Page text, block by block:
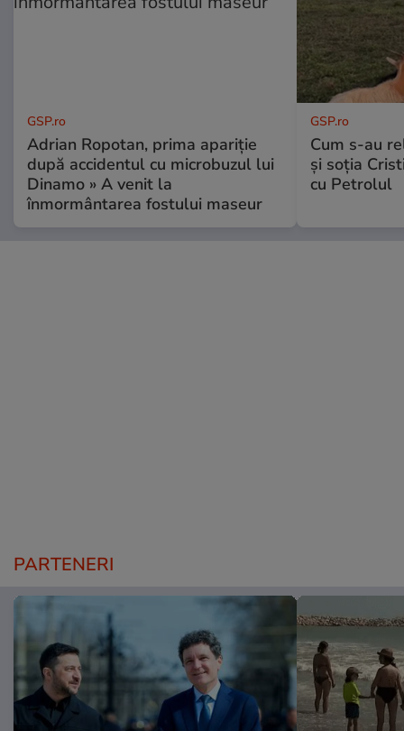
GSP.ro
Adrian Ropotan, prima apariție
după accidentul cu microbuzul lui
Dinamo » A venit la
înmormântarea fostului maseur
GSP.ro
Cum s-au
și soția
cu Petrolul
PARTENERI